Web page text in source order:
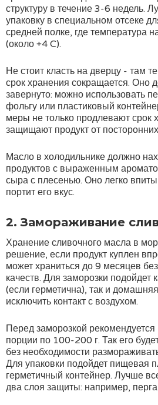
структуру в течение 3-6 недель.
упаковку в специальном отсеке
средней полке, где температура
(около +4 C).
Не стоит класть на дверцу - там
срок хранения сокращается. Оно
завернуто: можно использовать
фольгу или пластиковый
меры не только продлевают срок
защищают продукт от
Масло в холодильнике должно
продуктов с выраженным
сыра с плесенью. Оно легко
портит его вкус.
2. Замораживание
Хранение сливочного масла в
решение, если продукт куплен
может храниться до 9 месяцев
качеств. Для заморозки подойдет
(если герметична), так и
исключить контакт с воздухом.
Перед заморозкой рекомендуется
порции по 100-200 г. Так его
без необходимости
Для упаковки подойдет пищевая
герметичный контейнер. Лучше
два слоя защиты: например,